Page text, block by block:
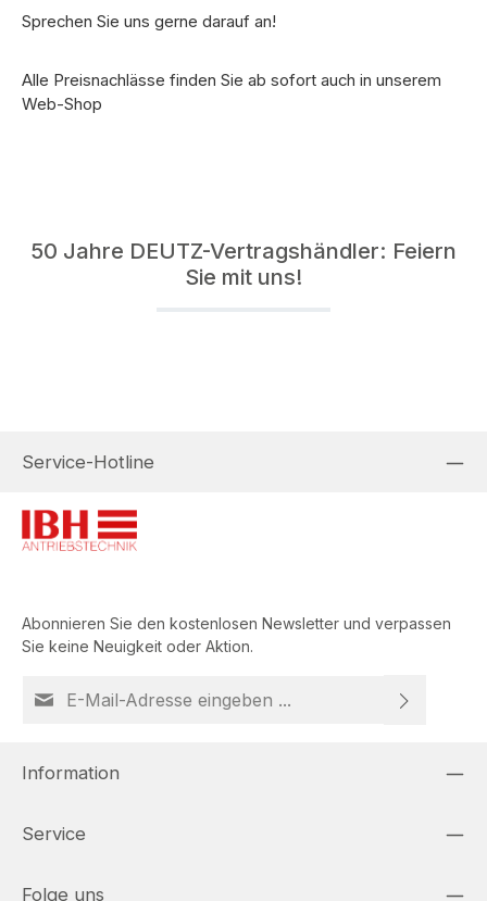
Sprechen Sie uns gerne darauf an!
Alle Preisnachlässe finden Sie ab sofort auch in unserem
Web-Shop
50 Jahre DEUTZ-Vertragshändler: Feiern
Sie mit uns!
Service-Hotline
Abonnieren Sie den kostenlosen Newsletter und verpassen
Sie keine Neuigkeit oder Aktion.
Ich habe die
Die mit einem Stern (*) markierten Felder sind
Information
Service
Folge uns